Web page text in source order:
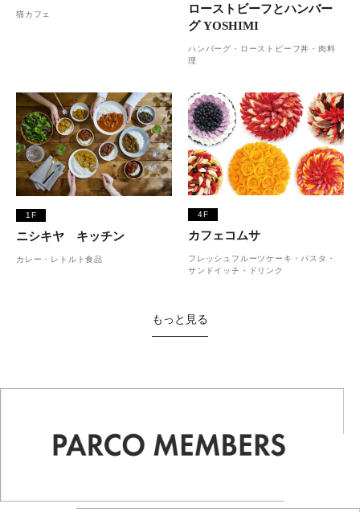
猫カフェ
ローストビーフとハンバー
グ YOSHIMI
ハンバーグ・ローストビーフ丼・肉料
理
1F
ニシキヤ キッチン
カレー・レトルト食品
4F
カフェコムサ
フレッシュフルーツケーキ・パスタ・
サンドイッチ・ドリンク
もっと見る